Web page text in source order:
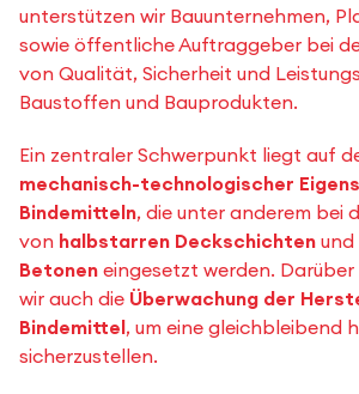
unterstützen wir Bauunternehmen,
sowie öffentliche Auftraggeber bei
von Qualität, Sicherheit und
Baustoffen und Bauprodukten.
Ein zentraler Schwerpunkt liegt auf
mechanisch-technologischer
Bindemitteln, die unter anderem bei
von halbstarren Deckschichten und
Betonen eingesetzt werden.
wir auch die Überwachung der
Bindemittel, um eine gleichbleibend
sicherzustellen.